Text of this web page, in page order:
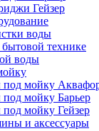
Гейзер
воды
технике
воды
мойку
мойку Барьер
мойку Гейзер
и аксессуары